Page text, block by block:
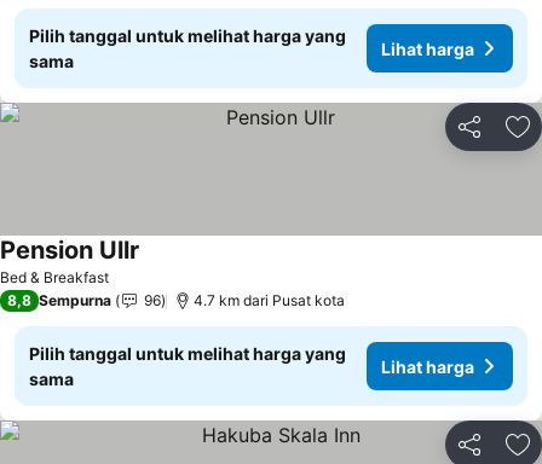
Pilih tanggal untuk melihat harga yang
sama
Lihat harga
Bagikan
Bed & Breakfast
Pension Ullr
8,8 Sempurna 96 4.7 km dari Pusat kota
Pilih tanggal untuk melihat harga yang
sama
Lihat harga
Bagikan